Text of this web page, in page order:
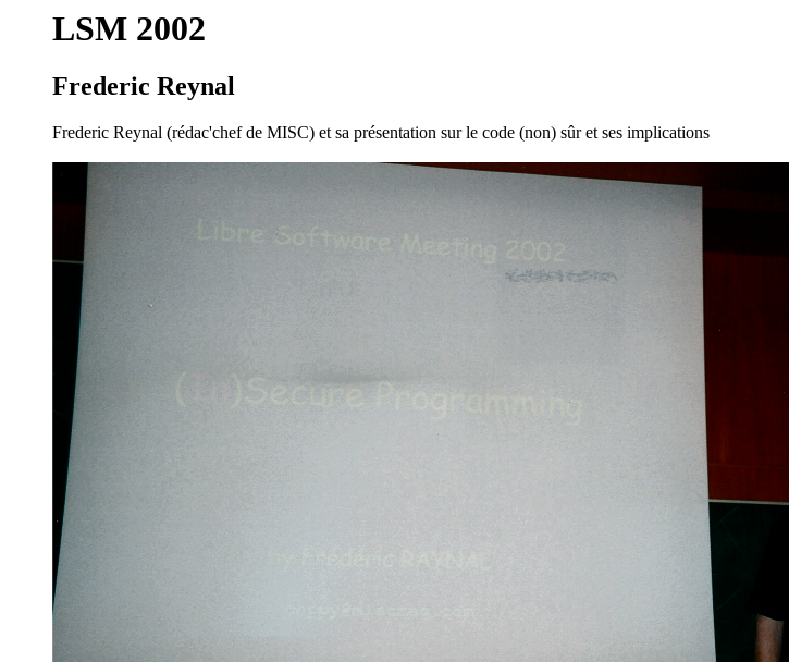
LSM 2002
Frederic Reynal
Frederic Reynal (rédac'chef de MISC) et sa présentation sur le code (non) sûr et ses implications